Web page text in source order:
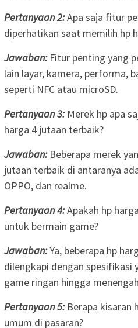
Pertanyaan 2:Apa saja fitur
diperhatikan saat memilih hp
Jawaban:Fitur penting yang
lain layar, kamera, performa,
seperti NFC atau microSD.
Pertanyaan 3:Merek hp apa
harga 4 jutaan terbaik?
Jawaban:Beberapa merek
jutaan terbaik di antaranya
OPPO, dan realme.
Pertanyaan 4:Apakah hp
untuk bermain game?
Jawaban:Ya, beberapa hp
dilengkapi dengan spesifikasi
game ringan hingga
Pertanyaan 5:Berapa kisaran
umum di pasaran?